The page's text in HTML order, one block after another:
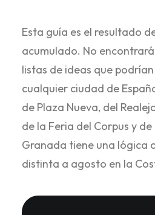
Esta guía es el resultado
acumulado. No
listas de ideas que
cualquier ciudad de
de Plaza Nueva, del
de la Feria del Corpus y
Granada tiene una lógica
distinta a agosto en la